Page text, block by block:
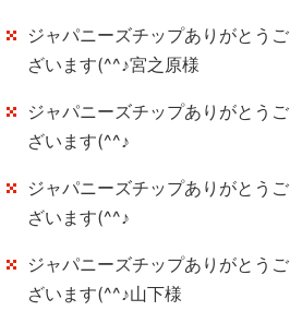
ジャパニーズチップありがとうご
ざいます(^^♪宮之原様
ジャパニーズチップありがとうご
ざいます(^^♪
ジャパニーズチップありがとうご
ざいます(^^♪
ジャパニーズチップありがとうご
ざいます(^^♪山下様